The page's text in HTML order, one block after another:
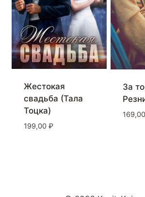
Жестокая
свадьба (Тала
Тоцка)
199,00 ₽
За
169,00